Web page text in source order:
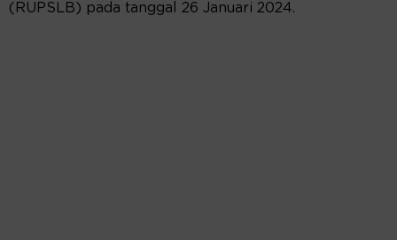
(RUPSLB) pada tanggal 26 Januari 2024.